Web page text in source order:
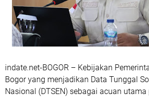
indate.net-BOGOR – Kebijakan
Bogor yang menjadikan Data Tunggal
Nasional (DTSEN) sebagai acuan utama